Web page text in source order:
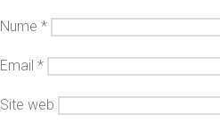
Nume *
Email *
Site web